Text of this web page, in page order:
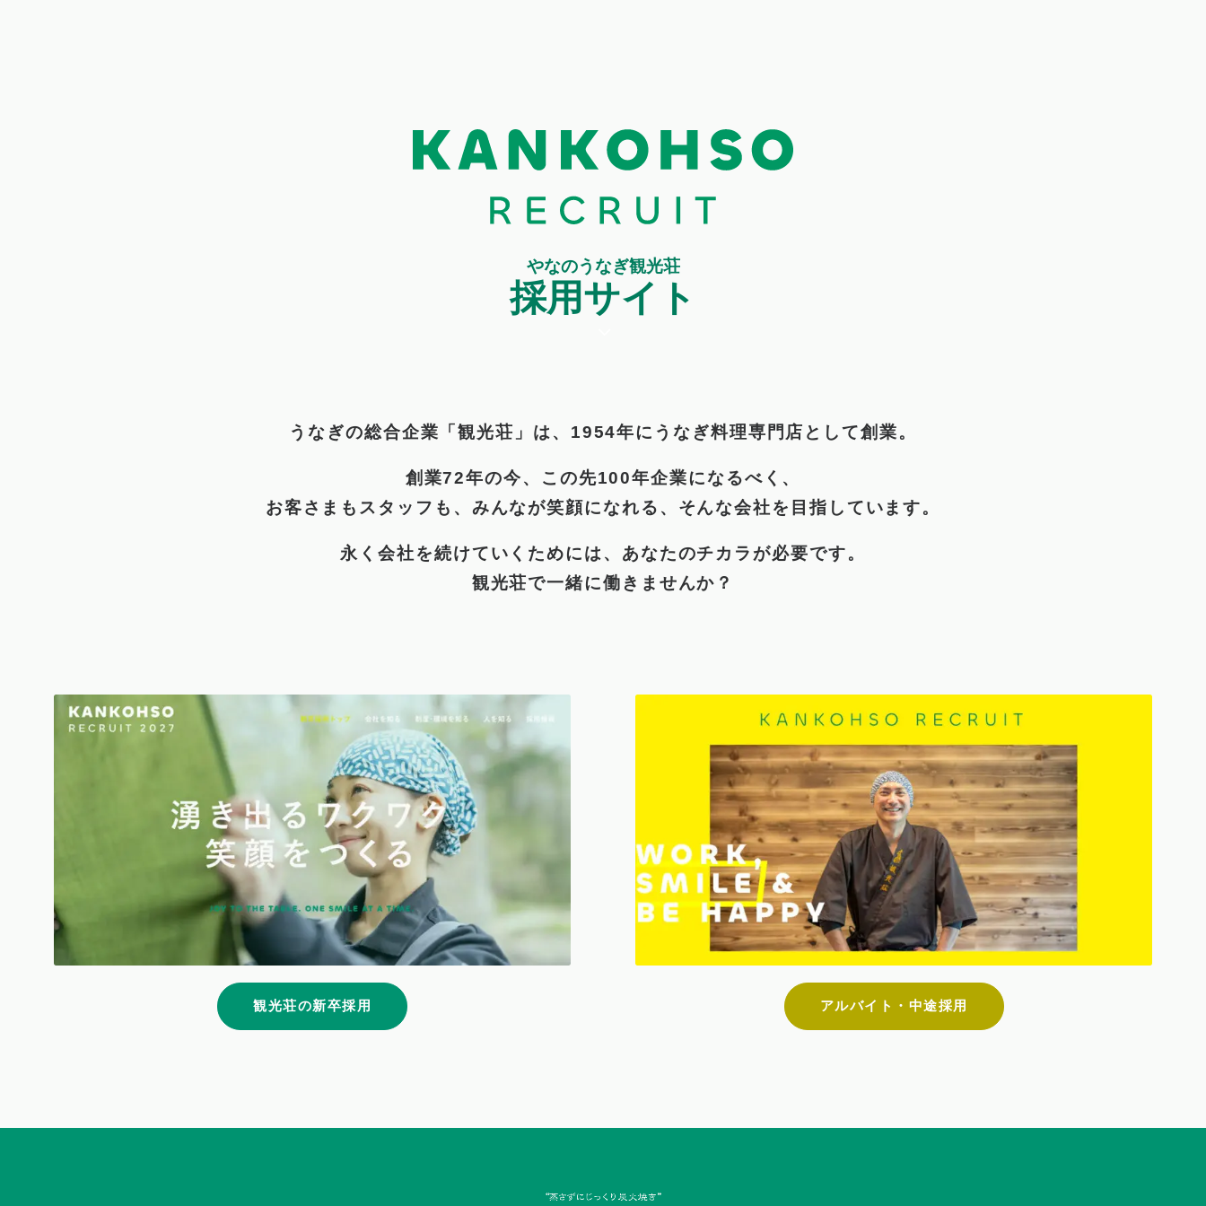
やなのうなぎ観光荘
採用サイト
うなぎの総合企業「観光荘」は、 1954年にうなぎ料理専門店として創業。
創業72年の今、
この先100年企業になるべく、
お客さまもスタッフも、 みんなが笑顔になれる、 そんな会社を目指しています。
永く会社を続けていくためには、 あなたのチカラが必要です。
観光荘で一緒に働きませんか？
観光荘の新卒採用 アルバイト・中途採用